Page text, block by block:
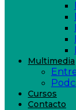
Multimedia
Cursos
Contacto